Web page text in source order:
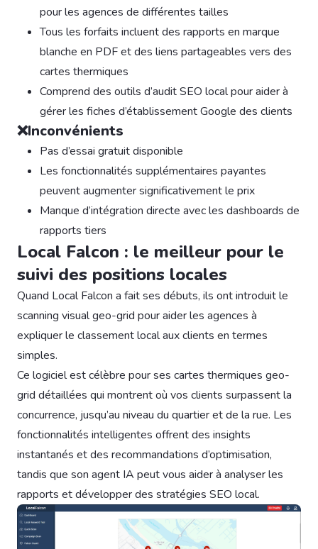
pour les agences de différentes tailles
Tous les forfaits incluent des rapports en marque
blanche en PDF et des liens partageables vers des
cartes thermiques
Comprend des outils d’audit SEO local pour aider à
gérer les fiches d’établissement Google des clients
❌Inconvénients
Pas d’essai gratuit disponible
Les fonctionnalités supplémentaires payantes
peuvent augmenter significativement le prix
Manque d’intégration directe avec les dashboards de
rapports tiers
Local Falcon : le meilleur pour le
suivi des positions locales
Quand Local Falcon a fait ses débuts, ils ont introduit le
scanning visual geo-grid pour aider les agences à
expliquer le classement local aux clients en termes
simples.
Ce logiciel est célèbre pour ses cartes thermiques geo-
grid détaillées qui montrent où vos clients surpassent la
concurrence, jusqu’au niveau du quartier et de la rue. Les
fonctionnalités intelligentes offrent des insights
instantanés et des recommandations d’optimisation,
tandis que son agent IA peut vous aider à analyser les
rapports et développer des stratégies SEO local.